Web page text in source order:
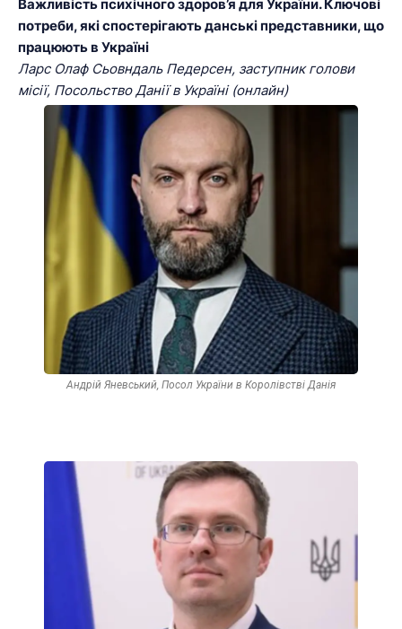
Важливість психічного здоров’я для України. Ключові
потреби, які спостерігають данські представники, що
працюють в Україні
Ларс Олаф Сьовндаль Педерсен, заступник голови
місії, Посольство Данії в Україні (онлайн)
Андрій Яневський, Посол України в Королівстві Данія